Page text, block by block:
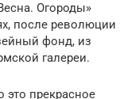
Огороды»
после революции
фонд, из
галереи.
это прекрасное